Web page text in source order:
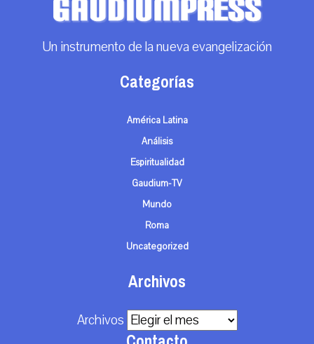
Un instrumento de la nueva evangelización
Categorías
América Latina
Análisis
Espiritualidad
Gaudium-TV
Mundo
Roma
Uncategorized
Archivos
Archivos